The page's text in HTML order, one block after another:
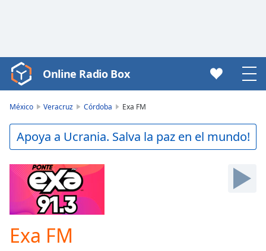
Video
Player
Play
Video
Skip
Backward
Forward
Mute
Current
Time0:00
Online Radio Box
México Veracruz Córdoba Exa FM
Apoya a Ucrania. Salva la paz en el mundo!
Exa FM